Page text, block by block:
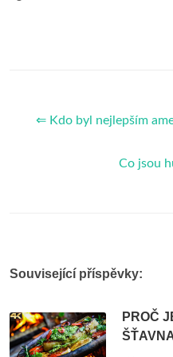
⇐ Kdo byl nejlepším
Co jsou
Související příspěvky:
PROČ